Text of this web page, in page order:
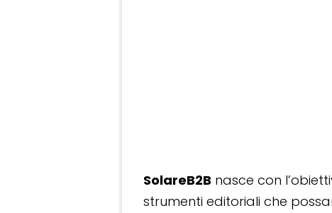
SolareB2B nasce con
strumenti editoriali che